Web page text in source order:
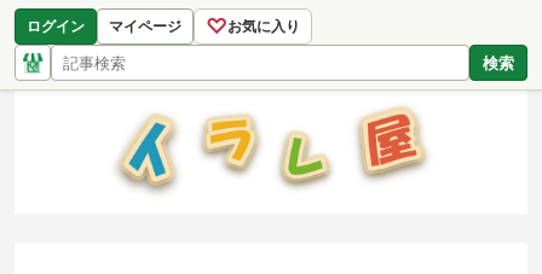
ログイン マイページ ♡お気に入り
検索